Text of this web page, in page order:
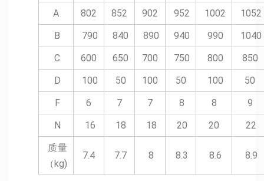
A 802 852 902 952 1002
1052
B
790 840 890 940 990
1040
C
600 650 700 750 800
850
D
100 50 100 50 100
50
F
6 7 7 8 8
9
N
16 18 18 20 20
22
质量
（kg)
7.4 7.7 8 8.3 8.6 8.9